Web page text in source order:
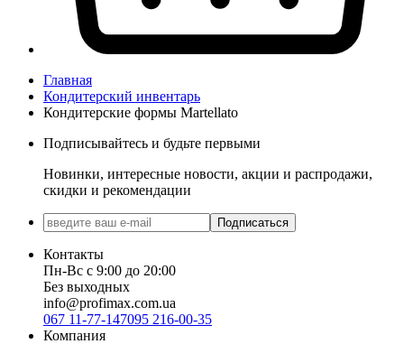
Главная
Кондитерский инвентарь
Кондитерские формы Martellato
Подписывайтесь и будьте первыми
Новинки, интересные новости, акции и распродажи,
скидки и рекомендации
Подписаться
Контакты
Пн-Вс с 9:00 до 20:00
Без выходных
info@profimax.com.ua
067 11-77-147095 216-00-35
Компания